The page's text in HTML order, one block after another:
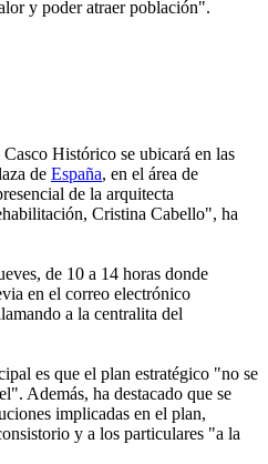
y poder atraer población".
Histórico se ubicará en las
de España, en el área de
de la arquitecta
Cristina Cabello", ha
de 10 a 14 horas donde
en el correo electrónico
a la centralita del
es que el plan estratégico "no se
Además, ha destacado que se
implicadas en el plan,
y a los particulares "a la